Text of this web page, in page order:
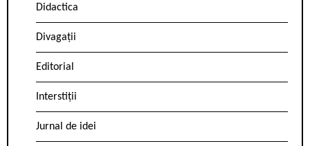
Didactica
Divagații
Editorial
Interstiții
Jurnal de idei